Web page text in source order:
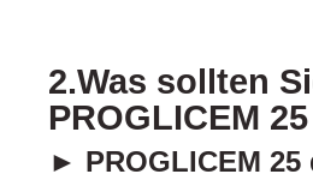
2.Was sollten
PROGLICEM
► PROGLICEM